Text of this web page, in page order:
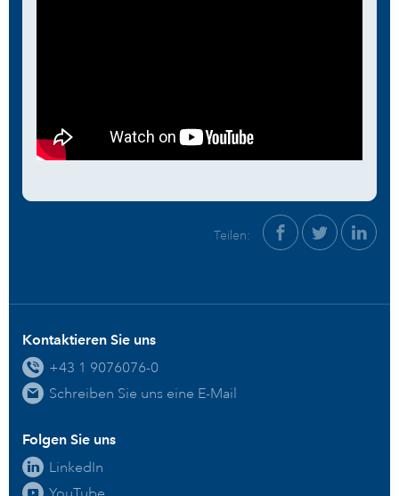
Teilen:
Kontaktieren Sie uns
+43 1 9076076-0
Schreiben Sie uns eine E-Mail
Folgen Sie uns
LinkedIn